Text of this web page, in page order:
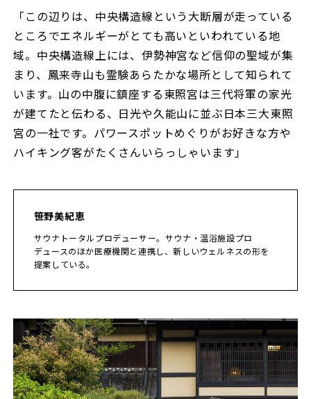
「この辺りは、中央構造線という大断層が走っている
ところでエネルギーがとても高いといわれている地
域。中央構造線上には、伊勢神宮など信仰の聖域が集
まり、鳳来寺山も霊験あらたかな場所として知られて
います。山の中腹に鎮座する東照宮は三代将軍の家光
が建てたと伝わる、日光や久能山に並ぶ日本三大東照
宮の一社です。パワースポットめぐりがお好きな方や
ハイキング客がたくさんいらっしゃいます」
笹野美紀恵
サウナトータルプロデューサー。サウナ・温浴施設プロ
デュースのほか医療機関と連携し、新しいウェルネスの形を
提案している。